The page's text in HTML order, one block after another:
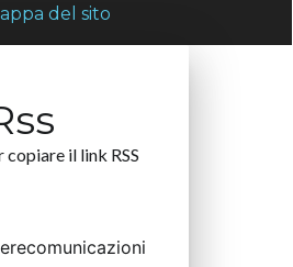
del sito
il link RSS